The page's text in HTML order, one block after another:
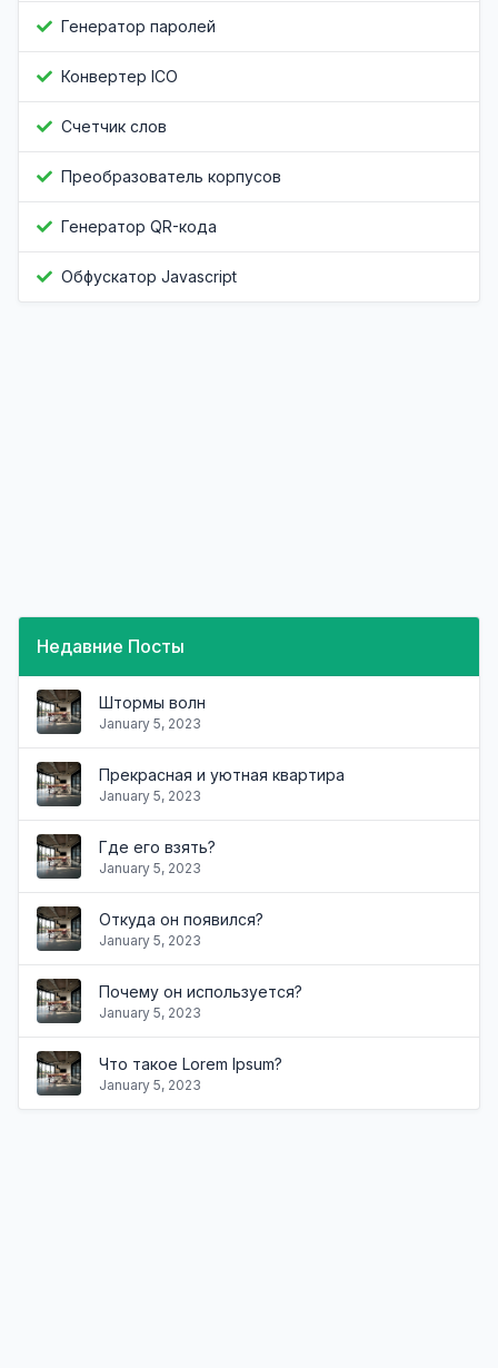
Генератор паролей
Конвертер ICO
Счетчик слов
Преобразователь корпусов
Генератор QR-кода
Обфускатор Javascript
Недавние Посты
Штормы волн
January 5, 2023
Прекрасная и уютная квартира
January 5, 2023
Где его взять?
January 5, 2023
Откуда он появился?
January 5, 2023
Почему он используется?
January 5, 2023
Что такое Lorem Ipsum?
January 5, 2023